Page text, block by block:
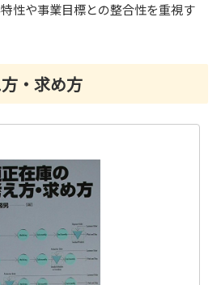
性や事業目標との整合性を重視す
・求め方